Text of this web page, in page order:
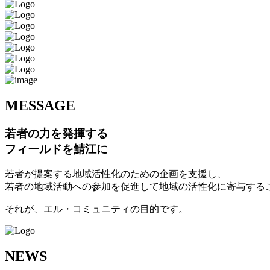
MESSAGE
若者の力を発揮する
フィールドを鯖江に
若者が提案する地域活性化のための企画を支援し、
若者の地域活動への参加を促進して地域の活性化に寄与する
それが、エル・コミュニティの目的です。
NEWS